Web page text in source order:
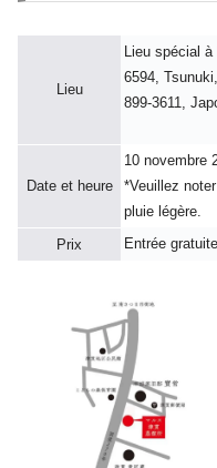
Lieu
Lieu spécial
6594,
899-3611,
Date et heure
10 novembre
*Veuillez
pluie légère.
Prix
Entrée gratuite